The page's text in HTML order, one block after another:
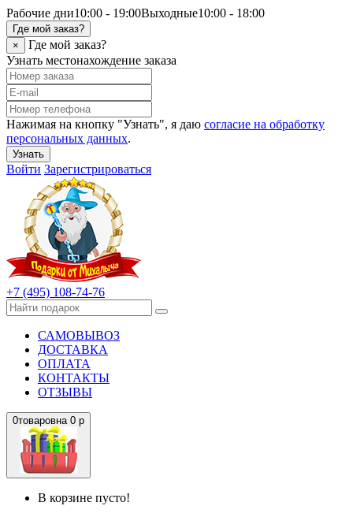
Рабочие дни10:00 - 19:00Выходные10:00 - 18:00
Где мой заказ?
×
Где мой заказ?
Узнать местонахождение заказа
Нажимая на кнопку "Узнать", я даю согласие на обработку
персональных данных.
Узнать
Войти Зарегистрироваться
+7 (495) 108-74-76
САМОВЫВОЗ
ДОСТАВКА
ОПЛАТА
КОНТАКТЫ
ОТЗЫВЫ
0товаровна 0 р
В корзине пусто!